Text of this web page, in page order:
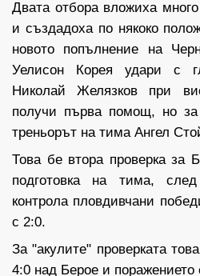
Двата отбора вложиха
и създадоха по някоко
новото попълнение на
Уелисон Корея удари с
Николай Желязков при
получи първа помощ, но
треньорът на тима Ангел
Това бе втора проверка за
подготовка на тима,
контрола пловдивчани
с 2:0.
За "акулите" проверката
4:0 над Берое и